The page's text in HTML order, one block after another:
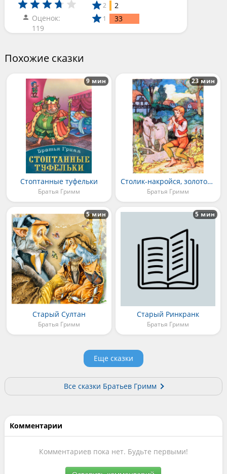
Оценок:
119
2 2
1 33
Похожие сказки
Стоптанные туфельки
Братья Гримм
9 мин
Столик-накройся, золотой осел и дубинка из мешка
Братья Гримм
23 мин
Старый Султан
Братья Гримм
5 мин
Старый Ринкранк
Братья Гримм
5 мин
Еще сказки
Все сказки Братьев Гримм
Комментарии
Комментариев пока нет. Будьте первыми!